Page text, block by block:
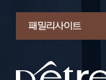
패밀리 사이트